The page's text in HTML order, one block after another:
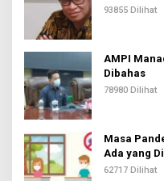
93855 Dilihat
AMPI
Dibahas
78980 Dilihat
Masa
Ada yang
62717 Dilihat